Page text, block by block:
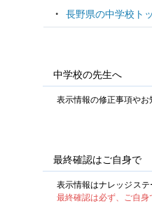
長野県の中学校ト
中学校の先生へ
表示情報の修正事項や
最終確認はご自身で
表示情報はナレッジス
最終確認は必ず、ご自身